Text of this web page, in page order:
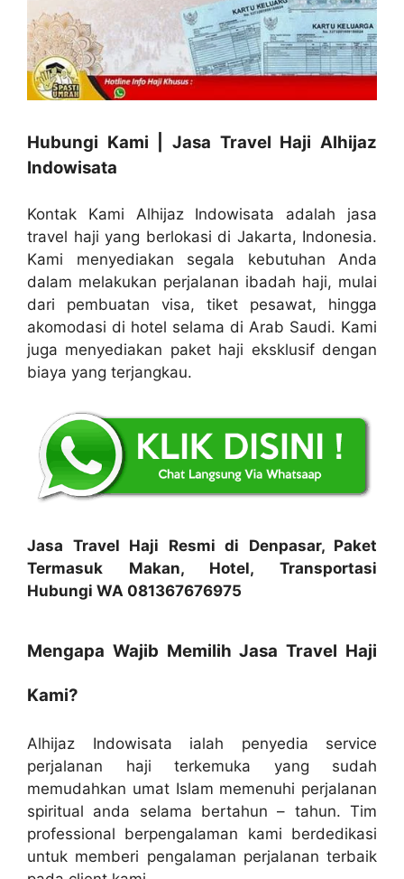
Hubungi Kami | Jasa Travel Haji Alhijaz
Indowisata
Kontak Kami Alhijaz Indowisata adalah jasa
travel haji yang berlokasi di Jakarta, Indonesia.
Kami menyediakan segala kebutuhan Anda
dalam melakukan perjalanan ibadah haji, mulai
dari pembuatan visa, tiket pesawat, hingga
akomodasi di hotel selama di Arab Saudi. Kami
juga menyediakan paket haji eksklusif dengan
biaya yang terjangkau.
Jasa Travel Haji Resmi di Denpasar, Paket
Termasuk Makan, Hotel, Transportasi
Hubungi WA 081367676975
Mengapa Wajib Memilih Jasa Travel Haji
Kami?
Alhijaz Indowisata ialah penyedia service
perjalanan haji terkemuka yang sudah
memudahkan umat Islam memenuhi perjalanan
spiritual anda selama bertahun – tahun. Tim
professional berpengalaman kami berdedikasi
untuk memberi pengalaman perjalanan terbaik